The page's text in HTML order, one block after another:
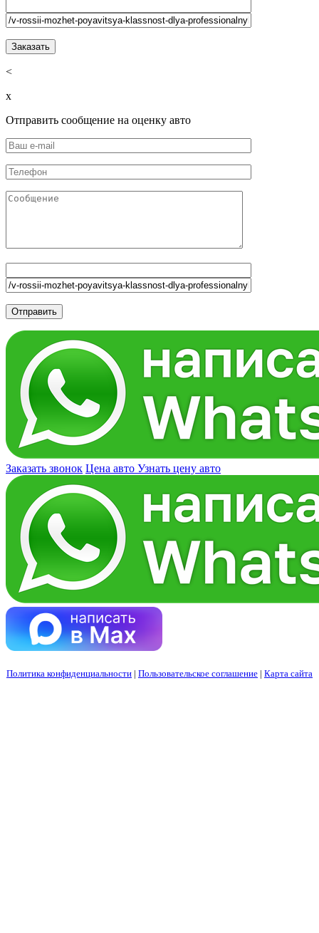
<
x
Отправить сообщение на оценку авто
Заказать звонок Цена авто Узнать цену авто
Политика конфиденциальности | Пользовательское соглашение | Карта сайта